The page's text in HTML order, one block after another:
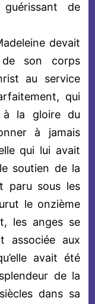
de
devait
son corps
au service
qui
à la gloire du
à jamais
qui lui avait
soutien de la
paru sous les
le onzième
les anges se
associée aux
avait été
de la
dans sa